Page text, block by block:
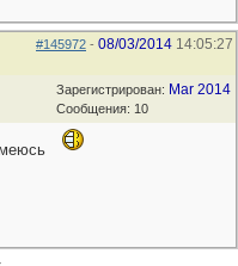
#145972 - 08/03/2014 14:05:27
Зарегистрирован: Mar 2014
Сообщения: 10